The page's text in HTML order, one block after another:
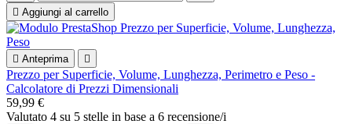
 Aggiungi al carrello
 Anteprima 
Prezzo per Superficie, Volume, Lunghezza, Perimetro e Peso -
Calcolatore di Prezzi Dimensionali
59,99 €
Valutato 4 su 5 stelle in base a 6 recensione/i